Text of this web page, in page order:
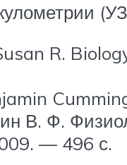
R.
В. Ф.
— 496 с.